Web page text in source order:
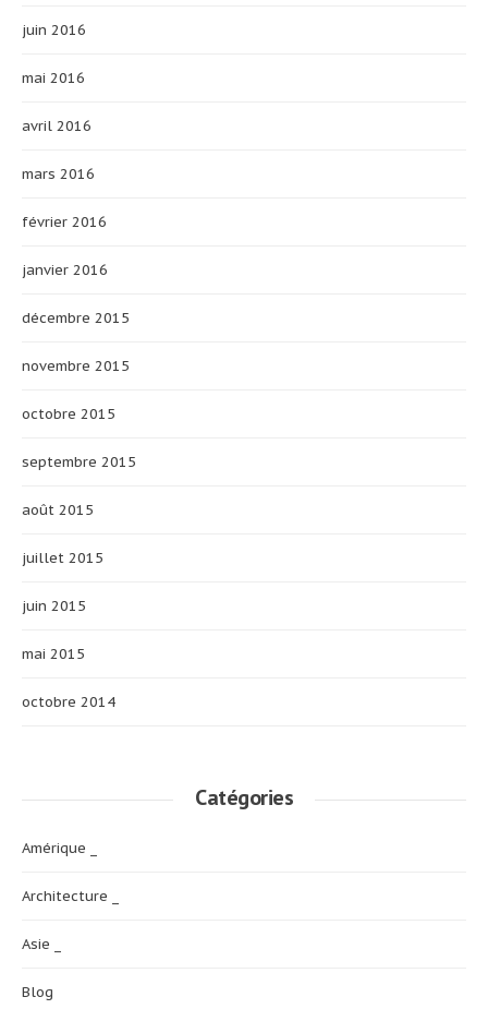
juin 2016
mai 2016
avril 2016
mars 2016
février 2016
janvier 2016
décembre 2015
novembre 2015
octobre 2015
septembre 2015
août 2015
juillet 2015
juin 2015
mai 2015
octobre 2014
Catégories
Amérique _
Architecture _
Asie _
Blog